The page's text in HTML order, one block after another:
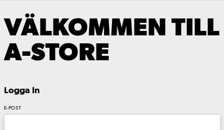
VÄLKOMMEN TILL
A-STORE
Logga In
E-POST